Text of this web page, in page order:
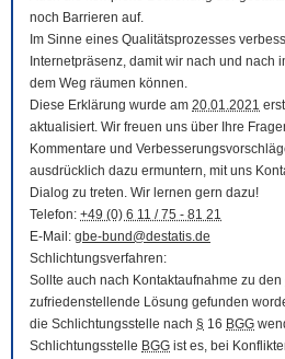
noch Barrieren auf.
Im Sinne eines Qualitätsprozesses
Internetpräsenz, damit wir nach und nach
dem Weg räumen können.
Diese Erklärung wurde am 20.01.2021
aktualisiert. Wir freuen uns über Ihre
Kommentare und
ausdrücklich dazu ermuntern, mit uns
Dialog zu treten. Wir lernen gern dazu!
Telefon: +49 (0) 6 11 / 75 - 81 21
E-Mail : gbe-bund@destatis.de
Schlichtungsverfahren:
Sollte auch nach Kontaktaufnahme zu den
zufriedenstellende Lösung gefunden
die Schlichtungsstelle nach § 16 BGG
Schlichtungsstelle BGG ist es, bei